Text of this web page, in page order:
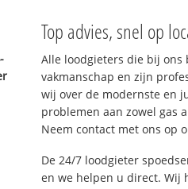
Top advies, snel op
Alle loodgieters die bij
vakmanschap en zijn
wij over de modernste en
problemen aan zowel gas
Neem contact met ons op
De 24/7 loodgieter
en we helpen u direct. Wij